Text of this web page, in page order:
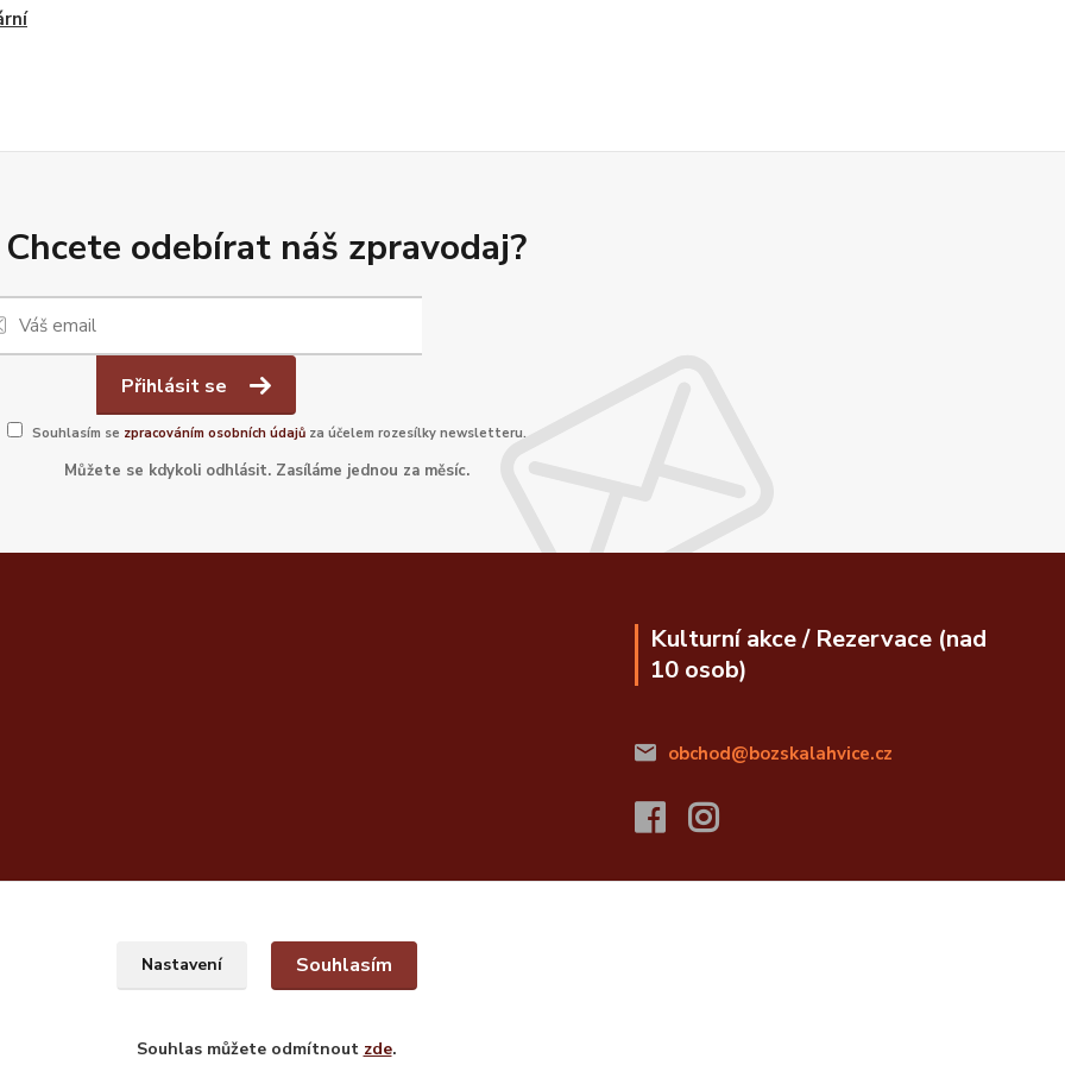
Chcete odebírat náš zpravodaj?
Přihlásit se
Souhlasím se zpracováním osobních údajůza účelem rozesílky newsletteru.
Můžete se kdykoli odhlásit. Zasíláme jednou za měsíc.
Kulturní akce / Rezervace (nad
10 osob)
obchod@bozskalahvice.cz
Nastavení Souhlasím
Souhlas můžete odmítnout zde.